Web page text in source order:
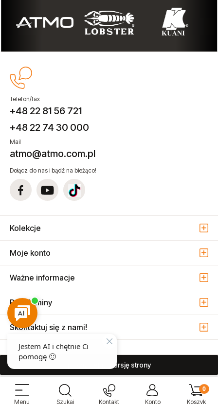
Telefon/fax
+48 22 81 56 721
+48 22 74 30 000
Mail
atmo@atmo.com.pl
Dołącz do nas i bądź na bieżąco!
Kolekcje
Moje konto
Ważne informacje
Regulaminy
Skontaktuj się z nami!
pokaż pełną wersję strony
Sprzedaż i serwis narzędzi pneumatycznych w Warszawie ul. Związkowa
15, 04-522 Warszawa ( Marysin Wawerski )